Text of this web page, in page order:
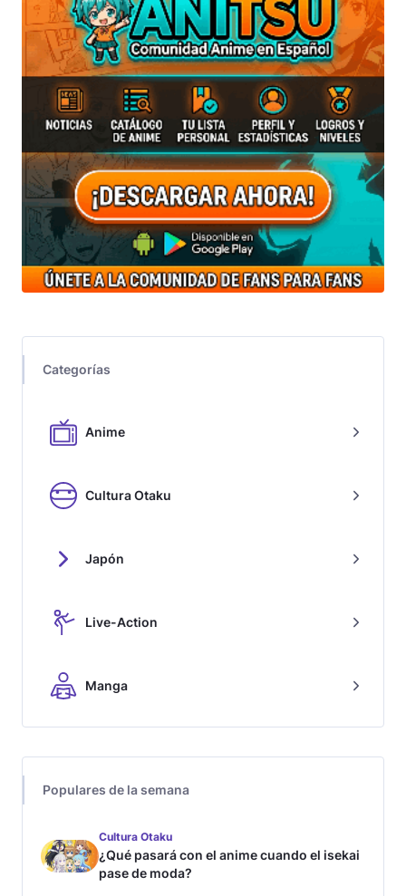
Categorías
Anime
Cultura Otaku
Japón
Live-Action
Manga
Populares de la semana
Cultura Otaku
¿Qué pasará con el anime cuando el isekai
pase de moda?